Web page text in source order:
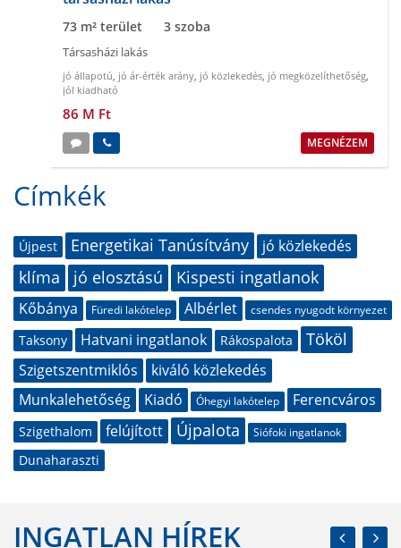
73 m² terület 3 szoba
Társasházi lakás
jó állapotú, jó ár-érték arány, jó közlekedés, jó megközelíthetőség,
jól kiadható
86 M Ft
MEGNÉZEM
Címkék
Újpest Energetikai Tanúsítvány jó közlekedés
klíma jó elosztású Kispesti ingatlanok
Kőbánya Füredi lakótelep Albérlet csendes nyugodt környezet
Taksony Hatvani ingatlanok Rákospalota Tököl
Szigetszentmiklós
kiváló közlekedés
Munkalehetőség
Kiadó Óhegyi lakótelep Ferencváros
Szigethalom felújított Újpalota Siófoki ingatlanok
Dunaharaszti
INGATLAN HÍREK